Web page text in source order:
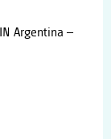
Argentina –